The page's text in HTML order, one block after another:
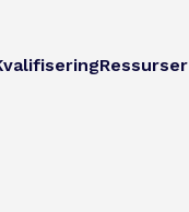
Ressurser